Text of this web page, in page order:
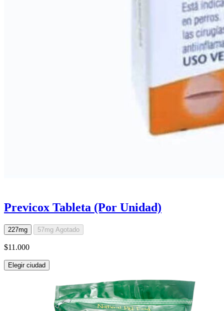
Previcox Tableta (Por Unidad)
227mg 57mg Agotado
$11.000
Elegir ciudad